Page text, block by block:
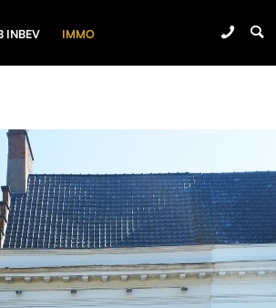
INBEV IMMO